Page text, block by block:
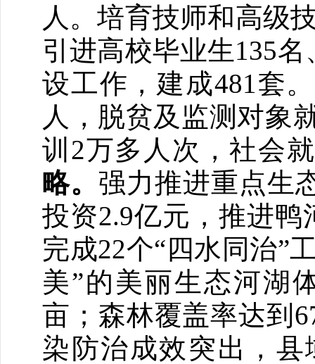
人。培育技师和高级
引进高校毕业生135
设工作，建成481套
人，脱贫及监测对象
训2万多人次，社会
略。 强力推进重点生
投资2.9亿元，推进鸭
完成22个“四水同治”
美”的美丽生态河湖
亩；森林覆盖率达到
染防治成效突出，